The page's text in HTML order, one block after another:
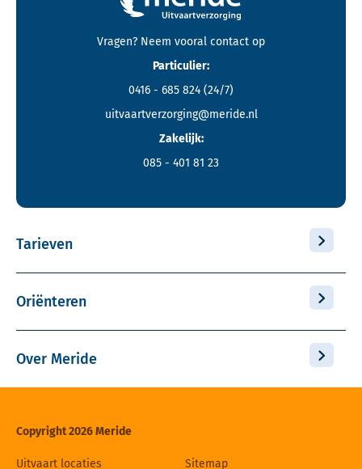
Contactgegevens en footer menu van Meride
Vragen? Neem vooral contact op
Particulier:
0416 - 685 824 (24/7)
uitvaartverzorging@meride.nl
Zakelijk:
085 - 401 81 23
Tarieven
Oriënteren
Over Meride
Copyright 2026 Meride
Uitvaart locaties Sitemap